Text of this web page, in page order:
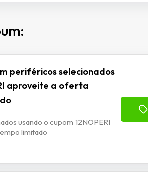
periféricos selecionados
aproveite a oferta
usando o cupom 12NOPERI
limitado